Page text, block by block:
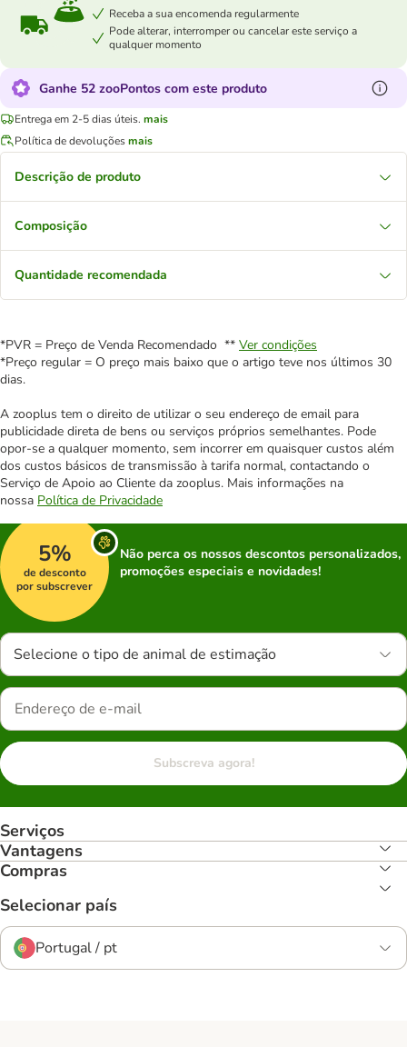
Receba a sua encomenda regularmente
Pode alterar, interromper ou cancelar este serviço a
qualquer momento
Ganhe 52 zooPontos com este produto
Entrega em 2-5 dias úteis. mais
Política de devoluçõesmais
Descrição de produto
Composição
Quantidade recomendada
*PVR = Preço de Venda Recomendado ** Ver condições
*Preço regular = O preço mais baixo que o artigo teve nos últimos 30
dias.
A zooplus tem o direito de utilizar o seu endereço de email para
publicidade direta de bens ou serviços próprios semelhantes. Pode
opor-se a qualquer momento, sem incorrer em quaisquer custos além
dos custos básicos de transmissão à tarifa normal, contactando o
Serviço de Apoio ao Cliente da zooplus. Mais informações na
nossa Política de Privacidade
5%
de desconto
por subscrever
Não perca os nossos descontos personalizados,
promoções especiais e novidades!
Selecione o tipo de animal de estimação
Subscreva agora!
Serviços
Vantagens
Compras
Selecionar país
Portugal / pt